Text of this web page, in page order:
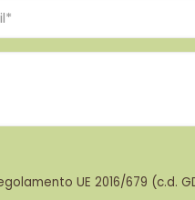
UE 2016/679 (c.d.